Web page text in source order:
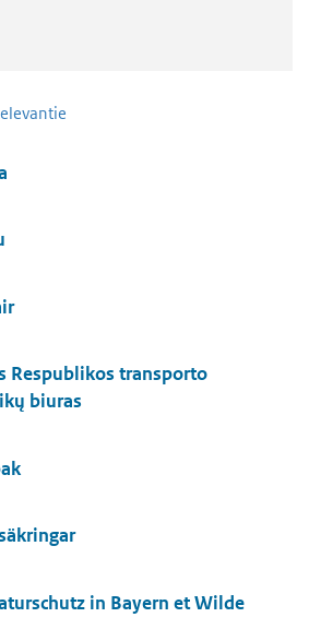
Respublikos transporto
biuras
in Bayern et Wilde